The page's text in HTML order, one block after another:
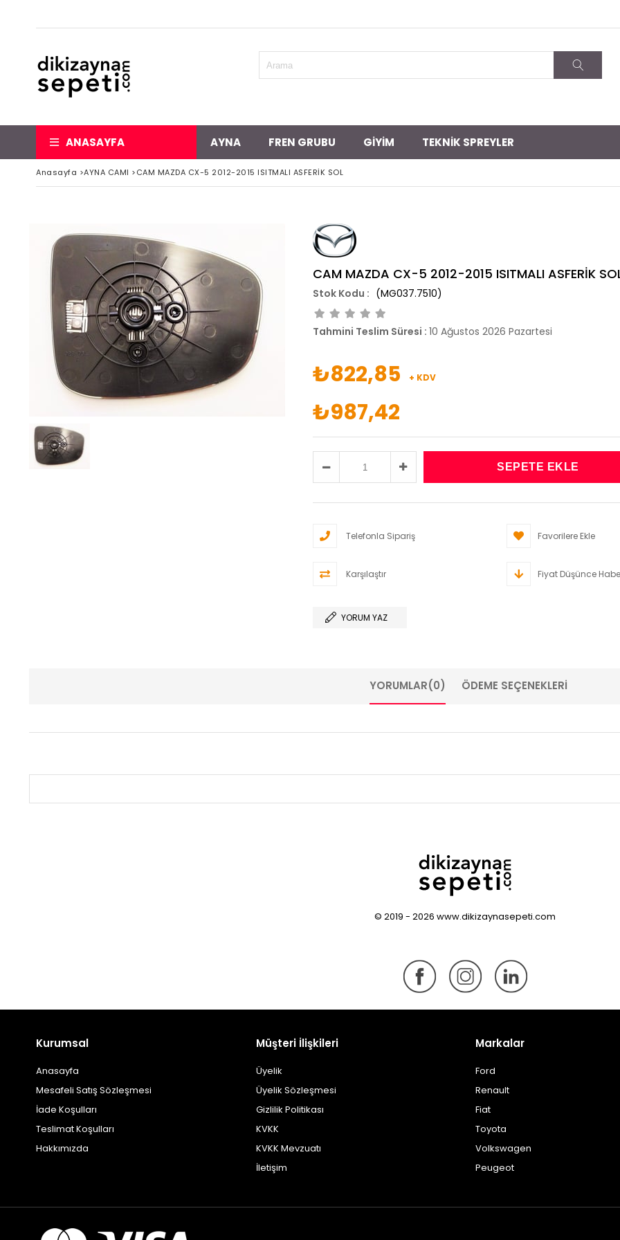
ANASAYFA AYNA FREN GRUBU GİYİM TEKNİK SPREYLER
Anasayfa >AYNA CAMI >CAM MAZDA CX-5 2012-2015 ISITMALI ASFERİK SOL
CAM MAZDA CX-5 2012-2015 ISITMALI ASFERİK
(MG037.7510)
Tahmini Teslim Süresi : 10 Ağustos 2026 Pazartesi
₺822,85 + KDV
₺987,42
Telefonla Sipariş Favorilere Ekle
Karşılaştır Fiyat Düşünce
YORUM YAZ
YORUMLAR(0) ÖDEME SEÇENEKLERI
© 2019 - 2026 www.dikizaynasepeti.com
Kurumsal
Anasayfa
Mesafeli Satış Sözleşmesi
İade Koşulları
Teslimat Koşulları
Hakkımızda
Müşteri İlişkileri
Üyelik
Üyelik Sözleşmesi
Gizlilik Politikası
KVKK
KVKK Mevzuatı
İletişim
Markalar
Ford
Renault
Fiat
Toyota
Volkswagen
Peugeot